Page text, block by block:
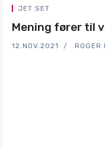
JET SET
Mening fører til
12.NOV.2021 ROGER